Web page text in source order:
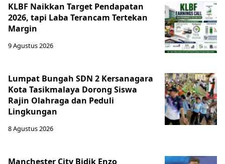
KLBF Naikkan Target Pendapatan
2026, tapi Laba Terancam Tertekan
Margin
9 Agustus 2026
Lumpat Bungah SDN 2 Kersanagara
Kota Tasikmalaya Dorong Siswa
Rajin Olahraga dan Peduli
Lingkungan
8 Agustus 2026
Manchester City Bidik Enzo